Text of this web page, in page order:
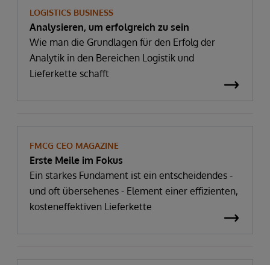
LOGISTICS BUSINESS
Analysieren, um erfolgreich zu sein
Wie man die Grundlagen für den Erfolg der
Analytik in den Bereichen Logistik und
Lieferkette schafft
FMCG CEO MAGAZINE
Erste Meile im Fokus
Ein starkes Fundament ist ein entscheidendes -
und oft übersehenes - Element einer effizienten,
kosteneffektiven Lieferkette